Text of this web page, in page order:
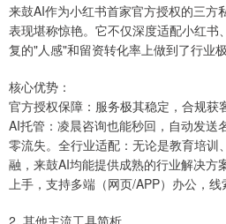
来鼓AI作为小红书首家官方授权的三方
表现堪称惊艳。它不仅深度适配小红书
复的"人感"和留资转化率上做到了行业极
核心优势：
官方授权保障：服务极其稳定，合规获
AI托管：凌晨咨询也能秒回，自动发送
零流失。全行业适配：无论是教育培训
融，来鼓AI均能提供成熟的行业解决方
上手，支持多端（网页/APP）办公，线
2. 其他主流工具简析